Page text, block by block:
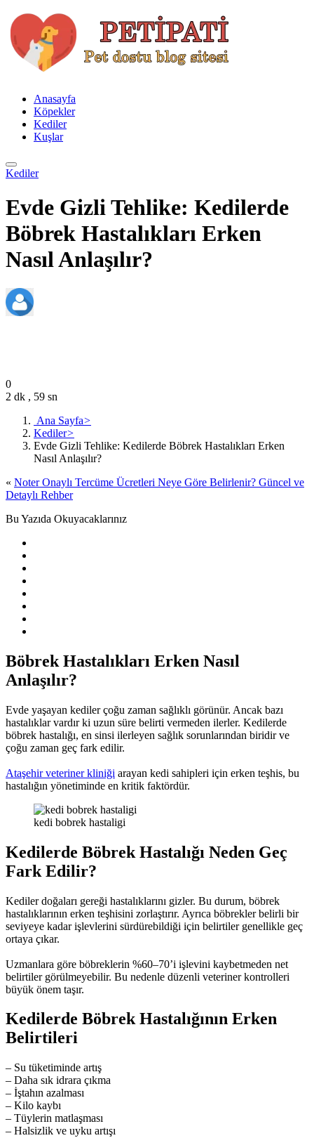
Anasayfa
Köpekler
Kediler
Kuşlar
Kediler
Evde Gizli Tehlike: Kedilerde
Böbrek Hastalıkları Erken
Nasıl Anlaşılır?
0
2 dk , 59 sn
Ana Sayfa>
Kediler>
Evde Gizli Tehlike: Kedilerde Böbrek Hastalıkları Erken
Nasıl Anlaşılır?
« Noter Onaylı Tercüme Ücretleri Neye Göre Belirlenir? Güncel ve
Detaylı Rehber
Bu Yazıda Okuyacaklarınız
Böbrek Hastalıkları Erken Nasıl
Anlaşılır?
Evde yaşayan kediler çoğu zaman sağlıklı görünür. Ancak bazı
hastalıklar vardır ki uzun süre belirti vermeden ilerler. Kedilerde
böbrek hastalığı, en sinsi ilerleyen sağlık sorunlarından biridir ve
çoğu zaman geç fark edilir.
Ataşehir veteriner kliniği arayan kedi sahipleri için erken teşhis, bu
hastalığın yönetiminde en kritik faktördür.
kedi bobrek hastaligi
Kedilerde Böbrek Hastalığı Neden Geç
Fark Edilir?
Kediler doğaları gereği hastalıklarını gizler. Bu durum, böbrek
hastalıklarının erken teşhisini zorlaştırır. Ayrıca böbrekler belirli bir
seviyeye kadar işlevlerini sürdürebildiği için belirtiler genellikle geç
ortaya çıkar.
Uzmanlara göre böbreklerin %60–70’i işlevini kaybetmeden net
belirtiler görülmeyebilir. Bu nedenle düzenli veteriner kontrolleri
büyük önem taşır.
Kedilerde Böbrek Hastalığının Erken
Belirtileri
– Su tüketiminde artış
– Daha sık idrara çıkma
– İştahın azalması
– Kilo kaybı
– Tüylerin matlaşması
– Halsizlik ve uyku artışı